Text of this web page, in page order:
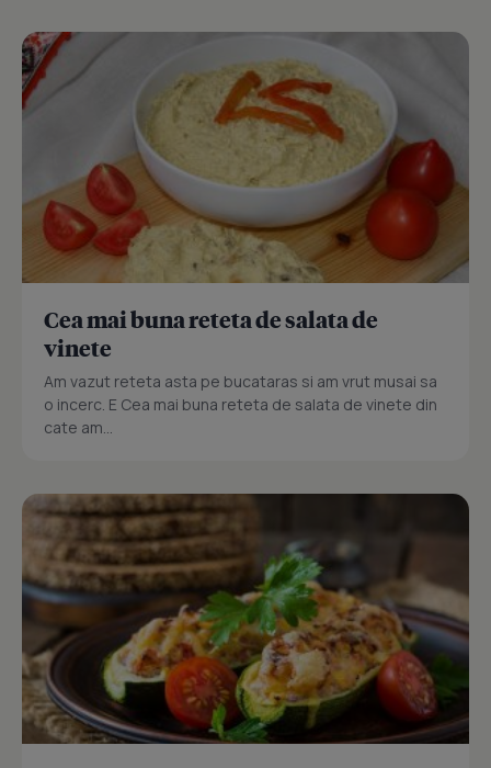
Cea mai buna reteta de salata de
vinete
Am vazut reteta asta pe bucataras si am vrut musai sa
o incerc. E Cea mai buna reteta de salata de vinete din
cate am...